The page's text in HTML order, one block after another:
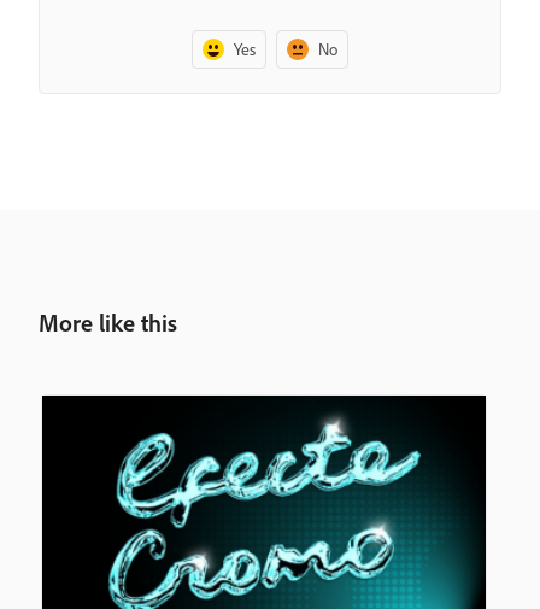
Yes No
More like this